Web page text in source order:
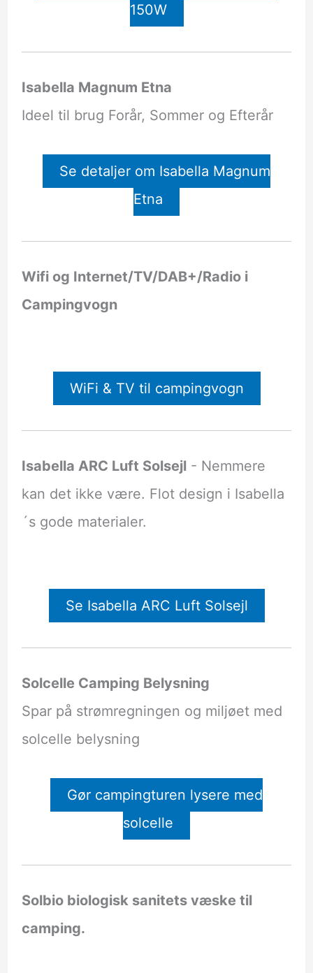
150W
Isabella Magnum Etna
Ideel til brug Forår, Sommer og Efterår
Se detaljer om Isabella Magnum
Etna
Wifi og Internet/TV/DAB+/Radio i
Campingvogn
WiFi & TV til campingvogn
Isabella ARC Luft Solsejl- Nemmere
kan det ikke være. Flot design i Isabella
´s gode materialer.
Se Isabella ARC Luft Solsejl
Solcelle Camping Belysning
Spar på strømregningen og miljøet med
solcelle belysning
Gør campingturen lysere med
solcelle
Solbio biologisk sanitets væske til
camping.